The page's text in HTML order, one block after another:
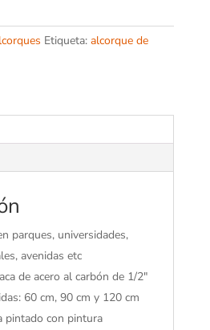
Etiqueta: alcorque de
parques, universidades,
avenidas etc
de acero al carbón de 1/2″
60 cm, 90 cm y 120 cm
pintado con pintura